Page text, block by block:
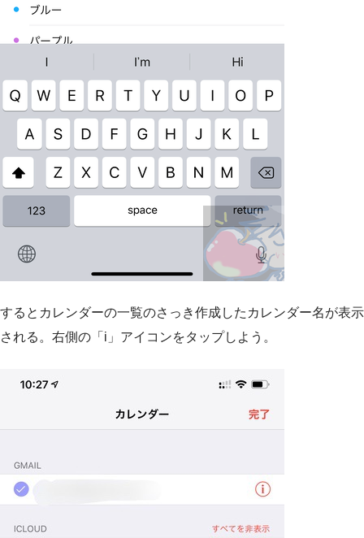
するとカレンダーの一覧のさっき作成したカレンダー名が表示
される。右側の「i」アイコンをタップしよう。